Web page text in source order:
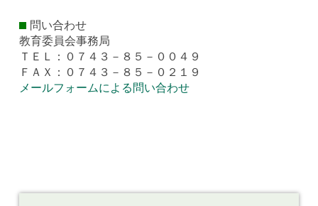
問い合わせ
教育委員会事務局
ＴＥＬ：０７４３－８５－００４９
ＦＡＸ：０７４３－８５－０２１９
メールフォームによる問い合わせ